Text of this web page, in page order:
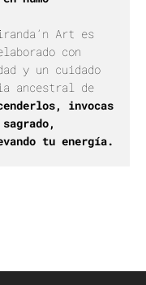
Art es
con
y un cuidado
ancestral de
invocas
tu energía.